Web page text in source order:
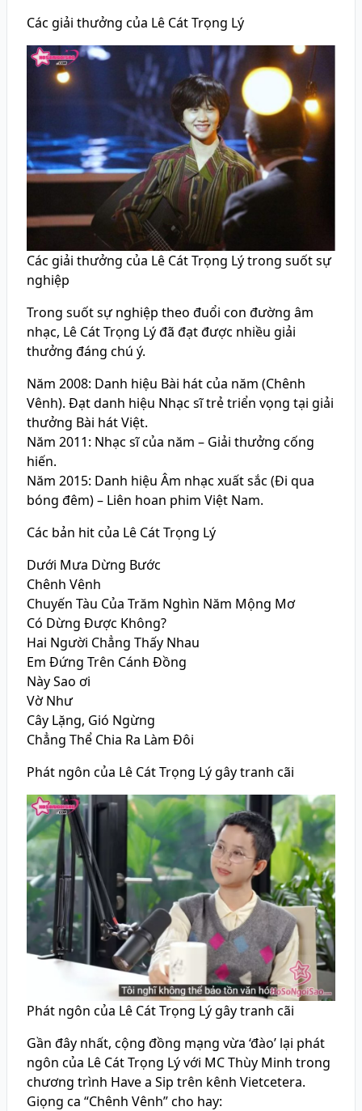
Các giải thưởng của Lê Cát Trọng Lý
Các giải thưởng của Lê Cát Trọng Lý trong suốt sự
nghiệp
Trong suốt sự nghiệp theo đuổi con đường âm
nhạc, Lê Cát Trọng Lý đã đạt được nhiều giải
thưởng đáng chú ý.
Năm 2008: Danh hiệu Bài hát của năm (Chênh
Vênh). Đạt danh hiệu Nhạc sĩ trẻ triển vọng tại giải
thưởng Bài hát Việt.
Năm 2011: Nhạc sĩ của năm – Giải thưởng cống
hiến.
Năm 2015: Danh hiệu Âm nhạc xuất sắc (Đi qua
bóng đêm) – Liên hoan phim Việt Nam.
Các bản hit của Lê Cát Trọng Lý
Dưới Mưa Dừng Bước
Chênh Vênh
Chuyến Tàu Của Trăm Nghìn Năm Mộng Mơ
Có Dừng Được Không?
Hai Người Chẳng Thấy Nhau
Em Đứng Trên Cánh Đồng
Này Sao ơi
Vờ Như
Cây Lặng, Gió Ngừng
Chẳng Thể Chia Ra Làm Đôi
Phát ngôn của Lê Cát Trọng Lý gây tranh cãi
Phát ngôn của Lê Cát Trọng Lý gây tranh cãi
Gần đây nhất, cộng đồng mạng vừa ‘đào’ lại phát
ngôn của Lê Cát Trọng Lý với MC Thùy Minh trong
chương trình Have a Sip trên kênh Vietcetera.
Giọng ca “Chênh Vênh” cho hay: